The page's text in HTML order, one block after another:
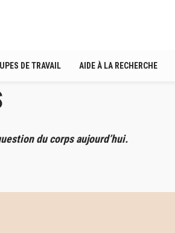
DE TRAVAIL AIDE À LA RECHERCHE
du corps aujourd’hui.